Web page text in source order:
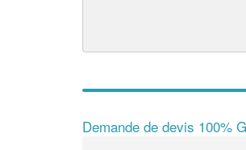
Demande de devis 100%